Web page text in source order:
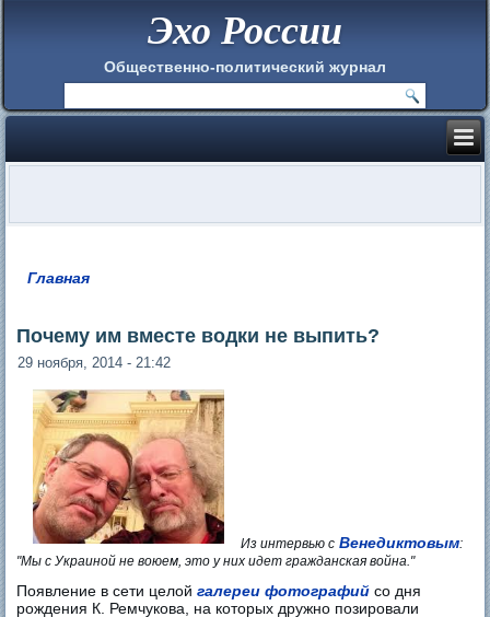
Эхо России
Общественно-политический журнал
Главная
Почему им вместе водки не выпить?
29 ноября, 2014 - 21:42
Из интервью с Венедиктовым:
"Мы с Украиной не воюем, это у них идет гражданская война."
Появление в сети целойгалереи фотографий со дня
рождения К. Ремчукова, на которых дружно позировали